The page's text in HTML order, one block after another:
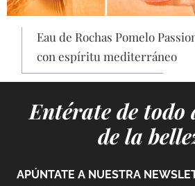
Eau de Rochas Pomelo
con espíritu mediterráneo
Entérate de todo
de la
APÚNTATE A NUESTRA